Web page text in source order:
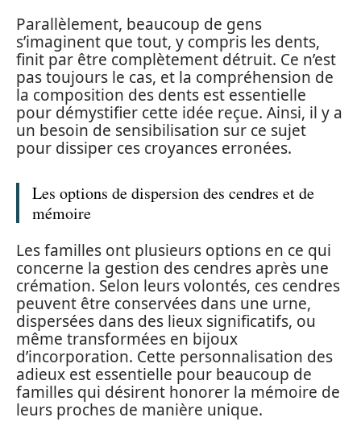
Parallèlement, beaucoup de gens
s’imaginent que tout, y compris les dents,
finit par être complètement détruit. Ce n’est
pas toujours le cas, et la compréhension de
la composition des dents est essentielle
pour démystifier cette idée reçue. Ainsi, il y a
un besoin de sensibilisation sur ce sujet
pour dissiper ces croyances erronées.
Les options de dispersion des cendres et de
mémoire
Les familles ont plusieurs options en ce qui
concerne la gestion des cendres après une
crémation. Selon leurs volontés, ces cendres
peuvent être conservées dans une urne,
dispersées dans des lieux significatifs, ou
même transformées en bijoux
d’incorporation. Cette personnalisation des
adieux est essentielle pour beaucoup de
familles qui désirent honorer la mémoire de
leurs proches de manière unique.